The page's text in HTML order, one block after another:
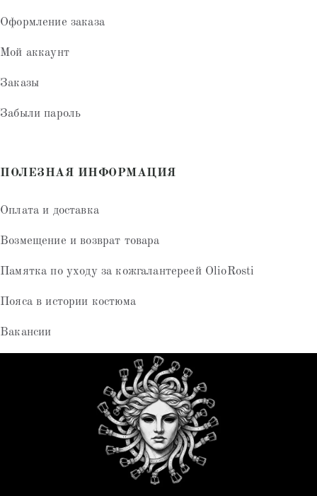
Оформление заказа
Мой аккаунт
Заказы
Забыли пароль
ПОЛЕЗНАЯ ИНФОРМАЦИЯ
Оплата и доставка
Возмещение и возврат товара
Памятка по уходу за кожгалантереей OlioRosti
Пояса в истории костюма
Вакансии